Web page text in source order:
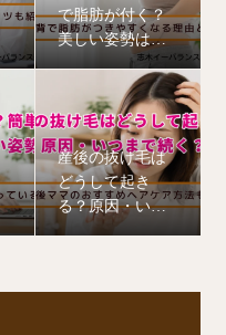
で脂肪が付く？
美しい姿勢はダ
イエットに効果
産後の抜け毛は
どうして起き
る？原因・いつ
まで続く？ヘア